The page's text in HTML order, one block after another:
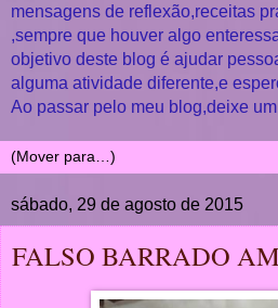
mensagens de reflexão,receitas
,sempre que houver algo
objetivo deste blog é ajudar
alguma atividade diferente,e
Ao passar pelo meu blog,deixe
sábado, 29 de agosto de 2015
FALSO BARRADO